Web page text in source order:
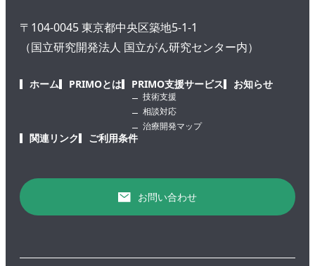
〒104-0045 東京都中央区築地5-1-1
（国立研究開発法人 国立がん研究センター内）
ホーム PRIMOとは PRIMO支援サービス
技術支援
相談対応
治療開発マップ
お知らせ
関連リンク ご利用条件
お問い合わせ